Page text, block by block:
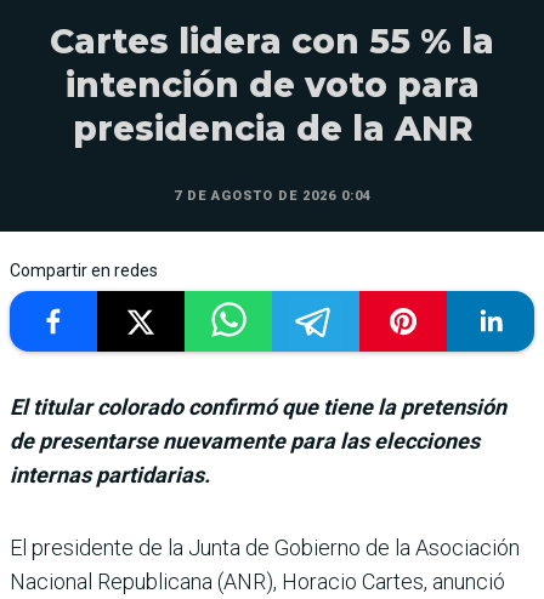
Cartes lidera con 55 % la
intención de voto para
presidencia de la ANR
7 DE AGOSTO DE 2026 0:04
Compartir en redes
El titular colorado confirmó que tiene la pretensión
de presentarse nuevamente para las elecciones
internas partidarias.
El presidente de la Junta de Gobierno de la Asociación
Nacio­nal Republicana (ANR), Horacio Cartes, anunció